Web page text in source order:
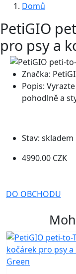
Domů
PetiGIO
pro psy a
Značka:
Popis:
pohodlně a
Stav: skladem
4990.00 CZK
DO OBCHODU